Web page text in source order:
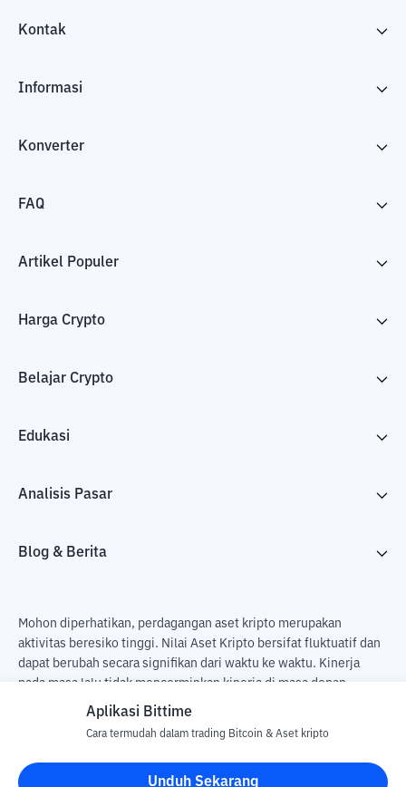
Kontak
Informasi
Konverter
FAQ
Artikel Populer
Harga Crypto
Belajar Crypto
Edukasi
Analisis Pasar
Blog & Berita
Mohon diperhatikan, perdagangan aset kripto merupakan
aktivitas beresiko tinggi. Nilai Aset Kripto bersifat fluktuatif dan
dapat berubah secara signifikan dari waktu ke waktu. Kinerja
pada masa lalu tidak mencerminkan kinerja di masa depan.
Terdapat risiko kehilangan sebagai dampak dari membeli dan
pengguna. PT Utama Aset Digital Indonesia (Bittime) tidak
bertanggung jawab atas perubahan fluktuasi dari nilai tukar Aset
Kripto.
Aplikasi Bittime
Cara termudah dalam trading Bitcoin & Aset kripto
Unduh Sekarang